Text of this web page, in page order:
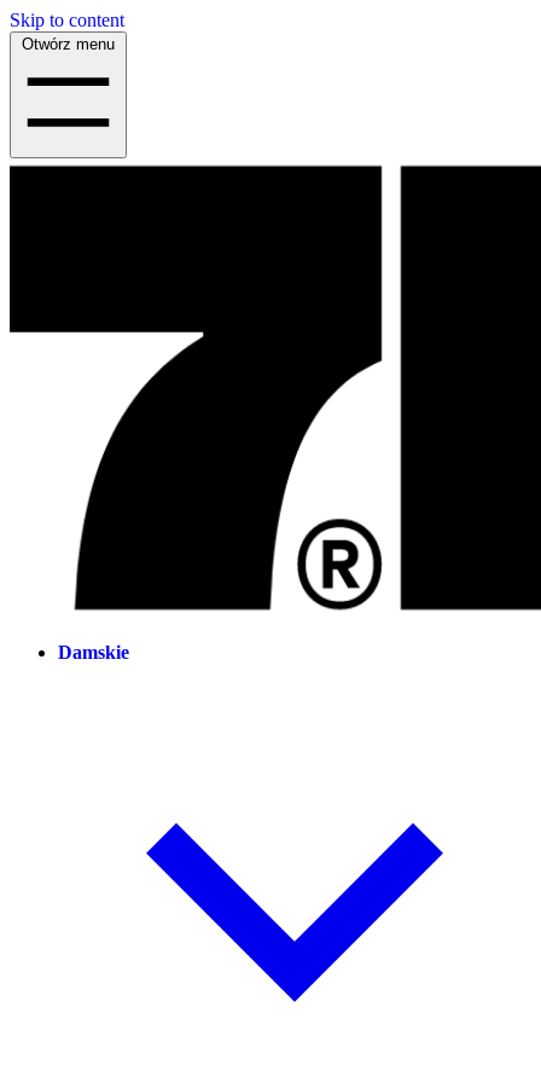
Skip to content
Otwórz menu
Damskie